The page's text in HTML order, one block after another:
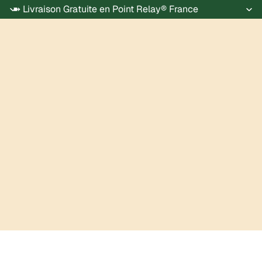
➽ Livraison Gratuite en Point Relay® France